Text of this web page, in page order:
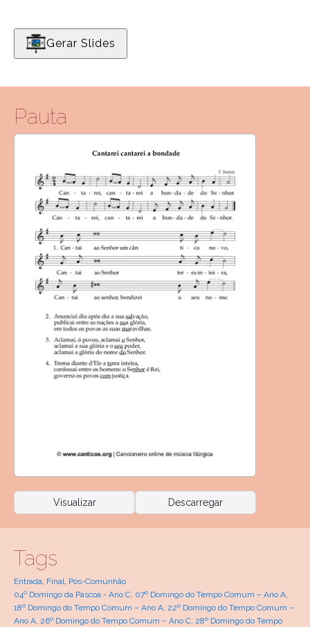
Gerar Slides
Pauta
Visualizar Descarregar
Tags
Entrada, Final, Pós-Comunhão
04º Domingo da Páscoa - Ano C, 07º Domingo do Tempo Comum – Ano A,
18º Domingo do Tempo Comum – Ano A, 22º Domingo do Tempo Comum –
Ano A, 26º Domingo do Tempo Comum – Ano C, 28º Domingo do Tempo